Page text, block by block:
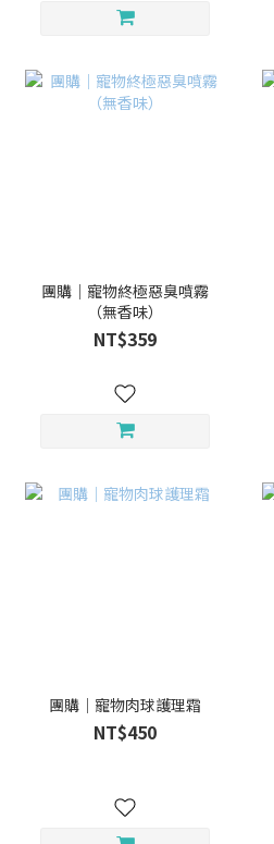
團購｜寵物終極惡臭噴霧
（無香味）
NT$359
團購｜寵物肉球護理霜
NT$450